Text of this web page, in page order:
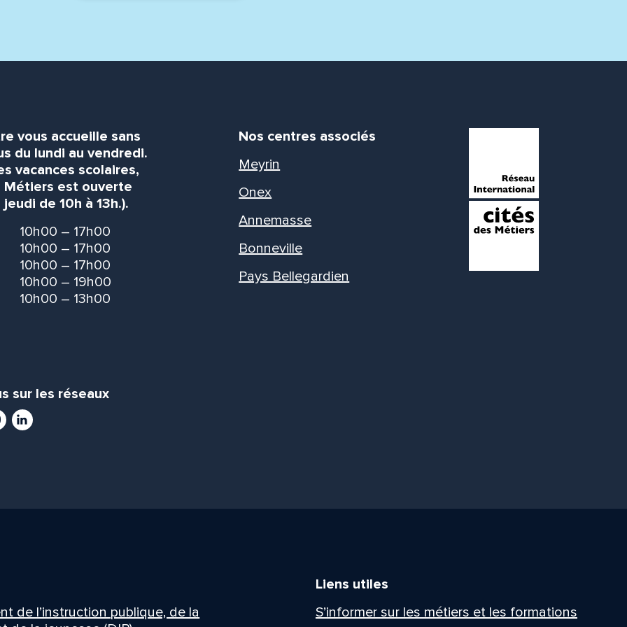
vous accueille sans
du lundi au vendredi.
vacances scolaires,
Métiers est ouverte
de 10h à 13h.).
10h00 – 17h00
10h00 – 17h00
10h00 – 17h00
10h00 – 19h00
10h00 – 13h00
sur les réseaux
LinkedIn
Nos centres associés
Meyrin
Onex
Annemasse
Bonneville
Pays Bellegardien
de l’instruction publique, de la
Liens utiles
S’informer sur les métiers et les formations